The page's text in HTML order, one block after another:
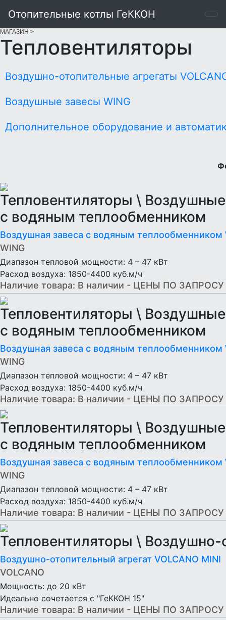
Отопительные котлы ГеККОН
МАГАЗИН >
Тепловентиляторы
Воздушно-отопительные агрегаты
Воздушные завесы WING
Дополнительное оборудование и
Тепловентиляторы \
c водяным теплообменником
Bоздушная завеса c водяным теплообменником
WING
Диапазон тепловой мощности: 4 – 47 кВт
Расход воздуха: 1850-4400 куб.м/ч
Наличие товара: В наличии - ЦЕНЫ ПО ЗАПРОСУ
Тепловентиляторы \
c водяным теплообменником
Bоздушная завеса c водяным теплообменником
WING
Диапазон тепловой мощности: 4 – 47 кВт
Расход воздуха: 1850-4400 куб.м/ч
Наличие товара: В наличии - ЦЕНЫ ПО ЗАПРОСУ
Тепловентиляторы \
c водяным теплообменником
Bоздушная завеса c водяным теплообменником
WING
Диапазон тепловой мощности: 4 – 47 кВт
Расход воздуха: 1850-4400 куб.м/ч
Наличие товара: В наличии - ЦЕНЫ ПО ЗАПРОСУ
Тепловентиляторы \ Воздушно-
Воздушно-отопительный агрегат VOLCANO MINI
VOLCANO
Мощность: до 20 кВт
Идеально сочетается с "ГеККОН 15"
Наличие товара: В наличии - ЦЕНЫ ПО ЗАПРОСУ